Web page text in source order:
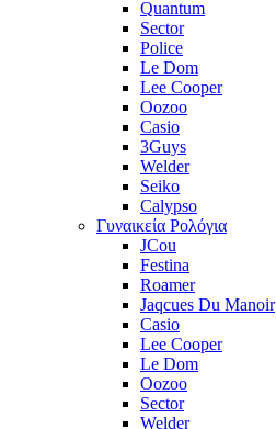
Quantum
Sector
Police
Le Dom
Lee Cooper
Oozoo
Casio
3Guys
Welder
Seiko
Calypso
Γυναικεία Ρολόγια
JCou
Festina
Roamer
Jaqcues Du Manoir
Casio
Lee Cooper
Le Dom
Oozoo
Sector
Welder